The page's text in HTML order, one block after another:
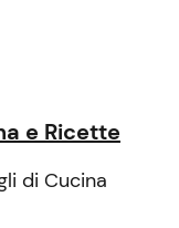
e Ricette
di Cucina